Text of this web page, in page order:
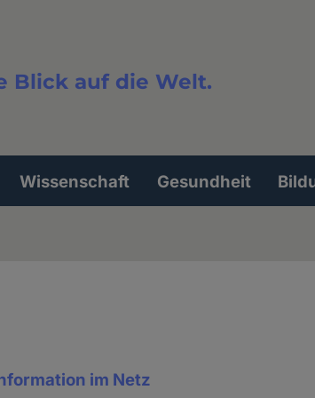
Blick auf die Welt.
Wissenschaft Gesundheit
im Netz